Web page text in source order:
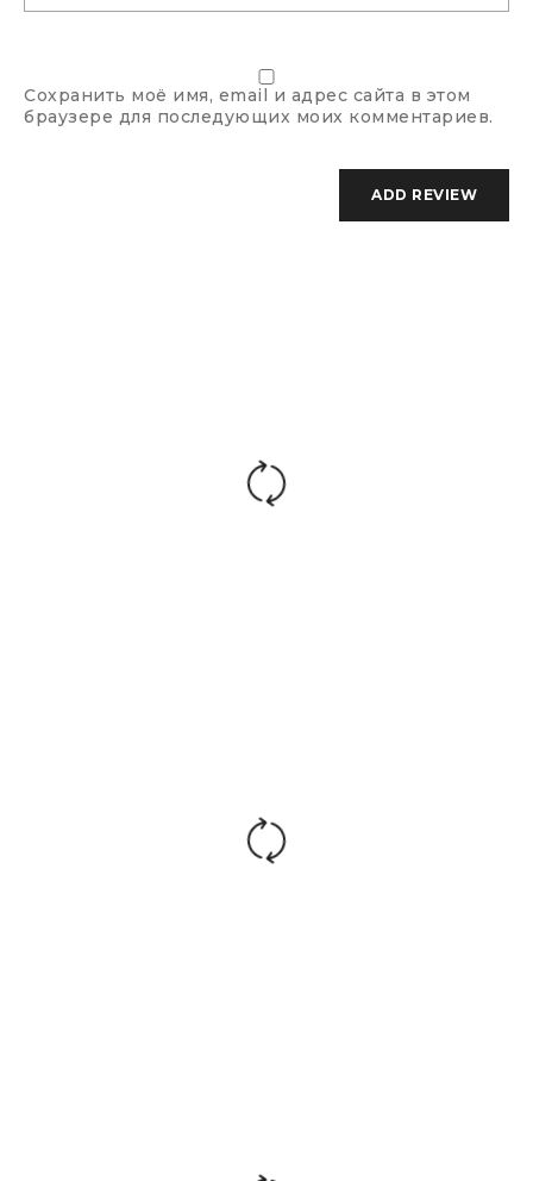
Сохранить моё имя, email и адрес сайта в этом
браузере для последующих моих комментариев.